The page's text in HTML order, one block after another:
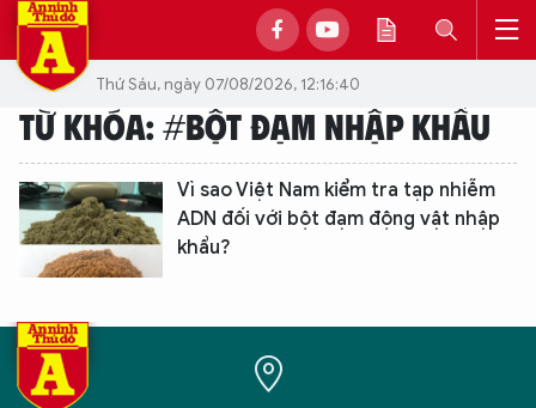
Thứ Sáu, ngày 07/08/2026, 12:16:40
TỪ KHÓA: #BỘT ĐẠM NHẬP KHẨU
Vì sao Việt Nam kiểm tra tạp nhiễm
ADN đối với bột đạm động vật nhập
khẩu?